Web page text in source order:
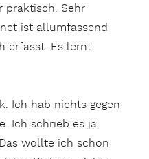
praktisch. Sehr
ist allumfassend
erfasst. Es lernt
Ich hab nichts gegen
Ich schrieb es ja
wollte ich schon